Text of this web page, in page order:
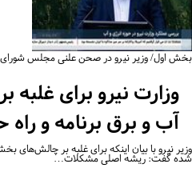
اول/ وزیر نیرو در صحن علنی مجلس شورای
وزارت نیرو برای
آب و برق برنامه و راه
نیرو با بیان اینکه برای غلبه بر چالش‌های
گفت: ریشه اصلی مشکلات…